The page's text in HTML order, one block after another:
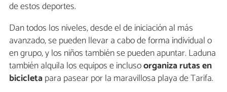
de estos deportes.
Dan todos los niveles, desde el de iniciación al más
avanzado, se pueden llevar a cabo de forma individual o
en grupo, y los niños también se pueden apuntar. Laduna
también alquila los equipos e inclusoorganiza rutas en
bicicletapara pasear por la maravillosa playa de Tarifa.